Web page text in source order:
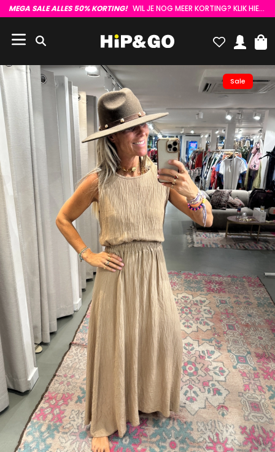
MEGA SALE ALLES 50% KORTING! WIL JE NOG MEER KORTING? KLIK HIER :)
Sale